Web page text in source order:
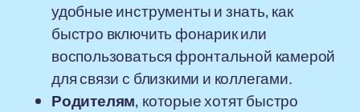
удобные инструменты и знать, как
быстро включить фонарик или
воспользоваться фронтальной камерой
для связи с близкими и коллегами.
Родителям, которые хотят быстро